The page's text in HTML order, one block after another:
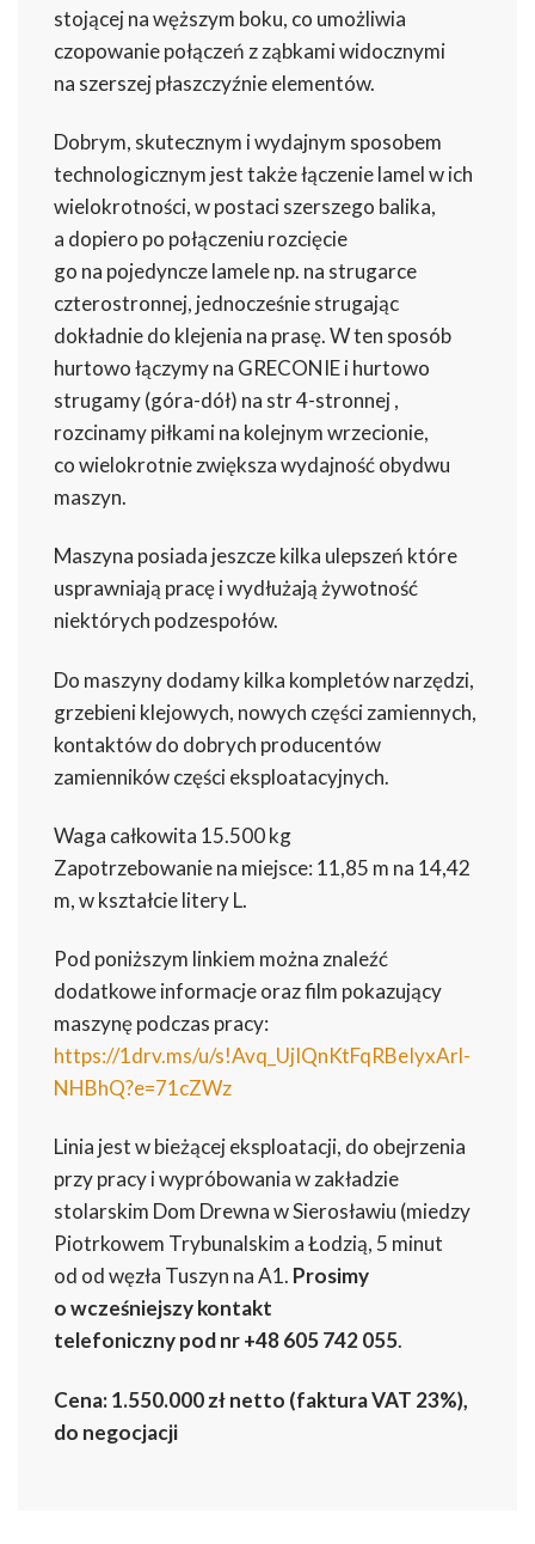
stojącej na węższym boku, co umożliwia
czopowanie połączeń z ząbkami widocznymi
na szerszej płaszczyźnie elementów.
Dobrym, skutecznym i wydajnym sposobem
technologicznym jest także łączenie lamel w ich
wielokrotności, w postaci szerszego balika,
a dopiero po połączeniu rozcięcie
go na pojedyncze lamele np. na strugarce
czterostronnej, jednocześnie strugając
dokładnie do klejenia na prasę. W ten sposób
hurtowo łączymy na GRECONIE i hurtowo
strugamy (góra-dół) na str 4-stronnej ,
rozcinamy piłkami na kolejnym wrzecionie,
co wielokrotnie zwiększa wydajność obydwu
maszyn.
Maszyna posiada jeszcze kilka ulepszeń które
usprawniają pracę i wydłużają żywotność
niektórych podzespołów.
Do maszyny dodamy kilka kompletów narzędzi,
grzebieni klejowych, nowych części zamiennych,
kontaktów do dobrych producentów
zamienników części eksploatacyjnych.
Waga całkowita 15.500 kg
Zapotrzebowanie na miejsce: 11,85 m na 14,42
m, w kształcie litery L.
Pod poniższym linkiem można znaleźć
dodatkowe informacje oraz film pokazujący
maszynę podczas pracy:
https://1drv.ms/u/s!Avq_UjIQnKtFqRBeIyxArl-
NHBhQ?e=71cZWz
Linia jest w bieżącej eksploatacji, do obejrzenia
przy pracy i wypróbowania w zakładzie
stolarskim Dom Drewna w Sierosławiu (miedzy
Piotrkowem Trybunalskim a Łodzią, 5 minut
od od węzła Tuszyn na A1. Prosimy
o wcześniejszy kontakt
telefonicznypod nr +48 605 742 055.
Cena: 1.550.000 zł netto (faktura VAT 23%),
do negocjacji